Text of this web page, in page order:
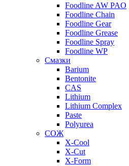
Foodline AW PAO
Foodline Chain
Foodline Gear
Foodline Grease
Foodline Spray
Foodline WP
Смазки
Barium
Bentonite
CAS
Lithium
Lithium Complex
Paste
Polyurea
СОЖ
X-Cool
X-Cut
X-Form